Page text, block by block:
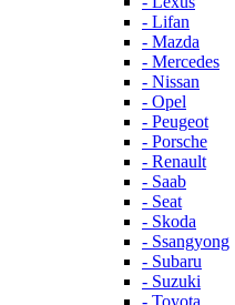
- Lifan
- Mazda
- Mercedes
- Nissan
- Opel
- Peugeot
- Porsche
- Renault
- Saab
- Seat
- Skoda
- Ssangyong
- Subaru
- Suzuki
- Toyota